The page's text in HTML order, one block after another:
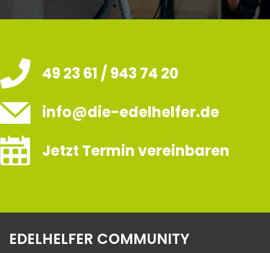
49 23 61 / 943 74 20
info@die-edelhelfer.de
Jetzt Termin vereinbaren
EDELHELFER COMMUNITY